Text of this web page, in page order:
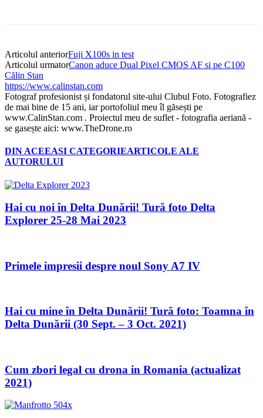
Articolul anteriorFuji X100s in test
Articolul urmatorCanon aduce Dual Pixel CMOS AF si pe C100
Călin Stan
https://www.calinstan.com
Fotograf profesionist și fondatorul site-ului Clubul Foto. Fotografiez
de mai bine de 15 ani, iar portofoliul meu îl găsești pe
www.CalinStan.com . Proiectul meu de suflet - fotografia aeriană -
se gasește aici: www.TheDrone.ro
DIN ACEEASI CATEGORIEARTICOLE ALE
AUTORULUI
Hai cu noi în Delta Dunării! Tură foto Delta
Explorer 25-28 Mai 2023
Primele impresii despre noul Sony A7 IV
Hai cu mine în Delta Dunării! Tură foto: Toamna în
Delta Dunării (30 Sept. – 3 Oct. 2021)
Cum zbori legal cu drona in Romania (actualizat
2021)